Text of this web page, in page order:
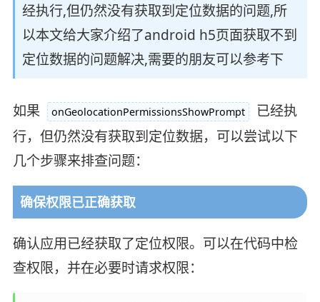
经执行,但仍然没有获取到定位数据的问题,所
以本文给大家介绍了android h5页面获取不到
定位数据的问题解决,需要的朋友可以参考下
如果 onGeolocationPermissionsShowPrompt
已经执
行，但仍然没有获取到定位数据，可以尝试以下
几个步骤来排查问题：
确保权限已正确获取
确认应用已经获取了定位权限。可以在代码中检
查权限，并在必要时请求权限：